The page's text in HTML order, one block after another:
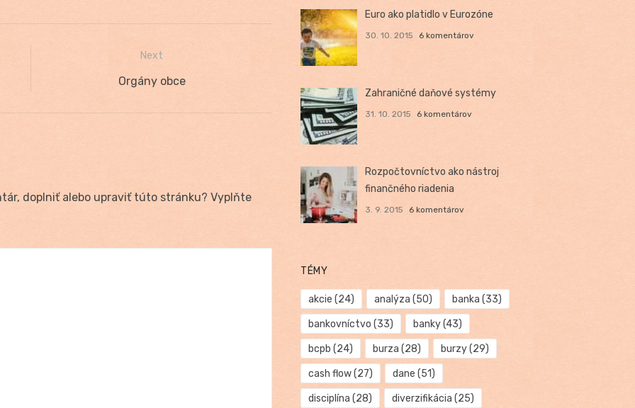
Next
Next
Orgány obce
doplniť alebo upraviť túto stránku? Vyplňte
Euro ako platidlo v Eurozóne
30. 10. 2015 6 komentárov
Zahraničné daňové systémy
31. 10. 2015 6 komentárov
Rozpočtovníctvo ako nástroj
finančného riadenia
3. 9. 2015 6 komentárov
TÉMY
akcie (24) analýza (50) banka (33)
bankovníctvo (33) banky(43)
bcpb (24) burza (28) burzy(29)
cash flow(27) dane (51)
disciplína (28) diverzifikácia (25)